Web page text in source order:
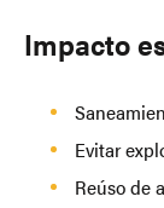
Impacto
Evitar
Reúso de